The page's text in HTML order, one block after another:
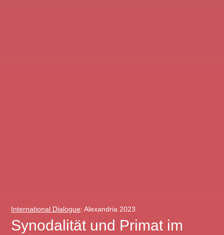
International Dialogue: Alexandria 2023
Synodalität und Primat im